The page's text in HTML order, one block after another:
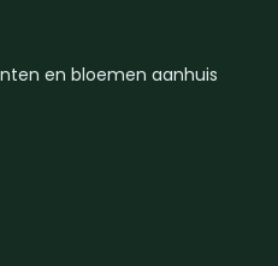
en bloemen aanhuis